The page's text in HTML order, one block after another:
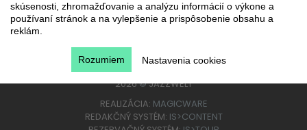
2026©JAZZWELT
REALIZÁCIA: MAGICWARE
REDAKČNÝ SYSTÉM: IS>CONTENT
skúsenosti, zhromažďovanie a analýzu informácií o výkone a
používaní stránok a na vylepšenie a prispôsobenie obsahu a
reklám.
Nastavenia cookies
Rozumiem